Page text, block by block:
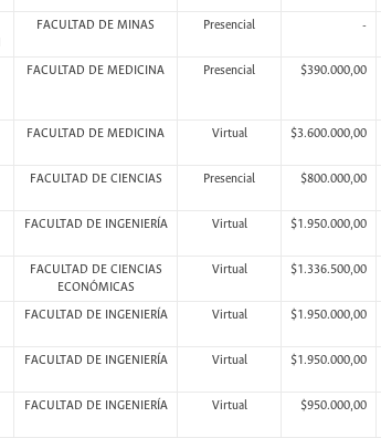
FACULTAD DE MINAS Presencial -
FACULTAD DE MEDICINA Presencial $390.000,00
FACULTAD DE MEDICINA Virtual $3.600.000,00
FACULTAD DE CIENCIAS Presencial $800.000,00
FACULTAD DE INGENIERÍA Virtual $1.950.000,00
FACULTAD DE CIENCIAS
ECONÓMICAS
Virtual $1.336.500,00
FACULTAD DE INGENIERÍA Virtual $1.950.000,00
FACULTAD DE INGENIERÍA Virtual $1.950.000,00
FACULTAD DE INGENIERÍA Virtual $950.000,00